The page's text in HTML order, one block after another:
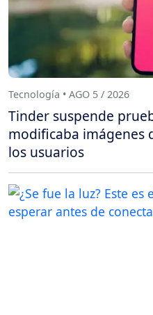
Tecnología • AGO 5 / 2026
Tinder suspende
modificaba imágenes
los usuarios